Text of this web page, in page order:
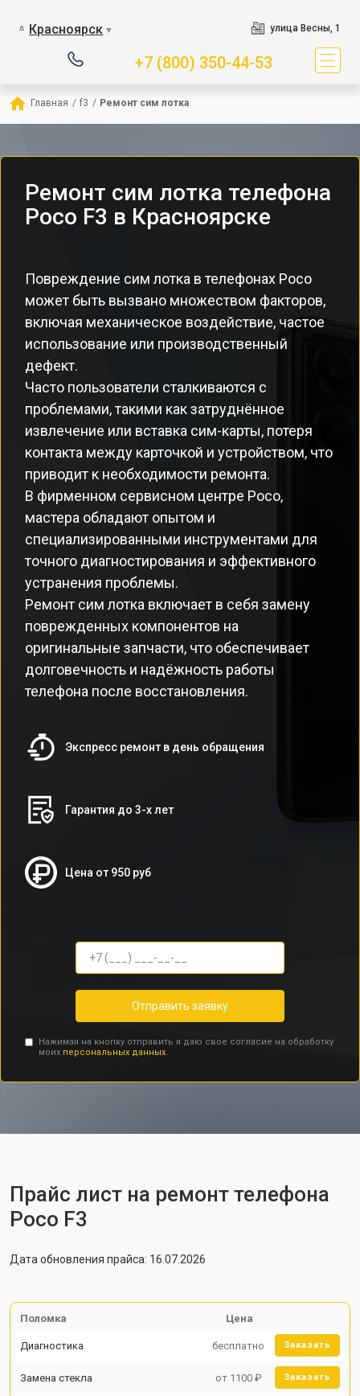
Красноярск ▼ улица Весны, 1
+7 (800) 350-44-53
Главная / f3 / Ремонт сим лотка
Ремонт сим лотка телефона
Poco F3 в Красноярске
Повреждение сим лотка в телефонах Poco
может быть вызвано множеством факторов,
включая механическое воздействие, частое
использование или производственный
дефект.
Часто пользователи сталкиваются с
проблемами, такими как затруднённое
извлечение или вставка сим-карты, потеря
контакта между карточкой и устройством, что
приводит к необходимости ремонта.
В фирменном сервисном центре Poco,
мастера обладают опытом и
специализированными инструментами для
точного диагностирования и эффективного
устранения проблемы.
Ремонт сим лотка включает в себя замену
поврежденных компонентов на
оригинальные запчасти, что обеспечивает
долговечность и надёжность работы
телефона после восстановления.
Экспресс ремонт в день обращения
Гарантия до 3-х лет
Цена от 950 руб
Отправить заявку
Нажимая на кнопку отправить я даю свое согласие на обработку
моих персональных данных.
Прайс лист на ремонт телефона
Poco F3
Дата обновления прайса: 16.07.2026
Поломка Цена
Диагностика бесплатно Заказать
Замена стекла от 1100 ₽ Заказать